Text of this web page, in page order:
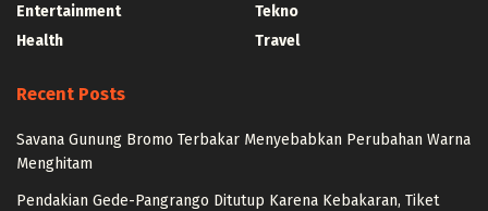
Entertainment
Health
Tekno
Travel
Recent Posts
Savana Gunung Bromo Terbakar Menyebabkan Perubahan Warna
Menghitam
Pendakian Gede-Pangrango Ditutup Karena Kebakaran, Tiket